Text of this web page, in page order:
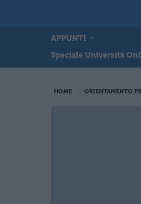
APPUNTI
Speciale Università
HOME ORIENTAMENTO